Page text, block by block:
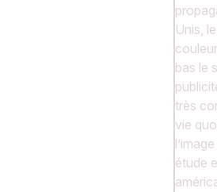
Unis,
bas le
très
vie
étude